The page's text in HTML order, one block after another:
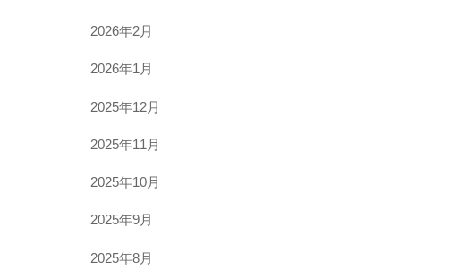
2026年2月
2026年1月
2025年12月
2025年11月
2025年10月
2025年9月
2025年8月